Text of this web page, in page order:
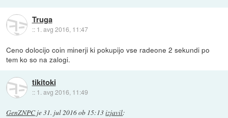
Truga
:: 1. avg 2016, 11:47
Ceno dolocijo coin minerji ki pokupijo vse radeone 2 sekundi po
tem ko so na zalogi.
tikitoki
:: 1. avg 2016, 11:49
GenZNPCje31. jul 2016 ob 15:13izjavil: